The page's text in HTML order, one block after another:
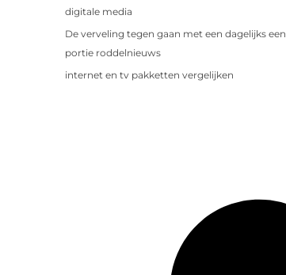
digitale media
De verveling tegen gaan met een dagelijks een
portie roddelnieuws
internet en tv pakketten vergelijken